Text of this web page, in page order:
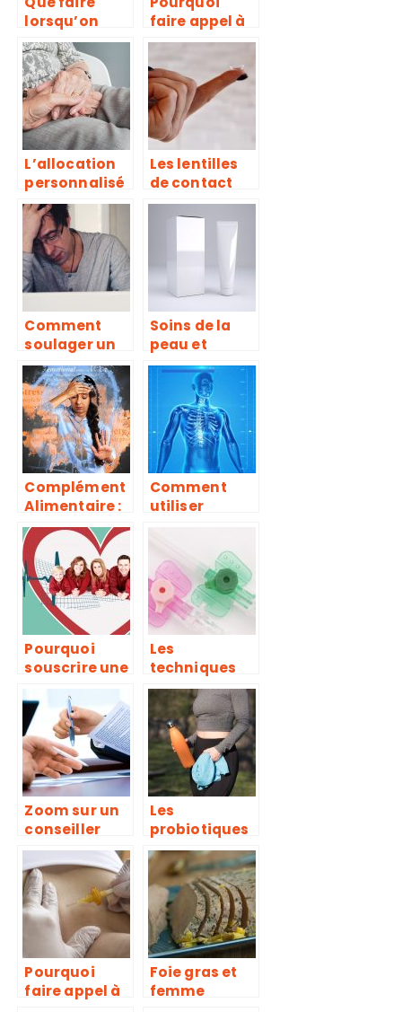
lorsqu’on
souffre de
mal de cou ?
faire appel à
une agence
de pompes
funèbres ?
L’allocation
personnalisé
e
d’autonomie :
les points
essentiels
Les lentilles
de contact
sont-elles
dangereuses
Comment
soulager un
état de stress
?
Soins de la
peau et
produits
cosmétiques
à base de
plantes
Complément
Alimentaire :
propriétés et
bienfaits
Comment
utiliser
Pourquoi
souscrire une
assurance
maladie ?
Les
techniques
de perfusion
par KTC
Zoom sur un
conseiller
juridique
spécialisé en
accident
médical
Les
probiotiques
peuvent-ils
vous aider à
perdre du
poids ?
Pourquoi
faire appel à
Foie gras et
femme